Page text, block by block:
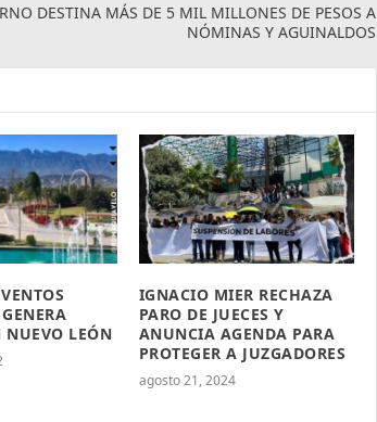
DESTINA MÁS DE 5 MIL MILLONES DE PESOS A
NÓMINAS Y AGUINALDOS
NUEVO LEÓN
IGNACIO MIER RECHAZA
PARO DE JUECES Y
ANUNCIA AGENDA PARA
PROTEGER A JUZGADORES
agosto 21, 2024